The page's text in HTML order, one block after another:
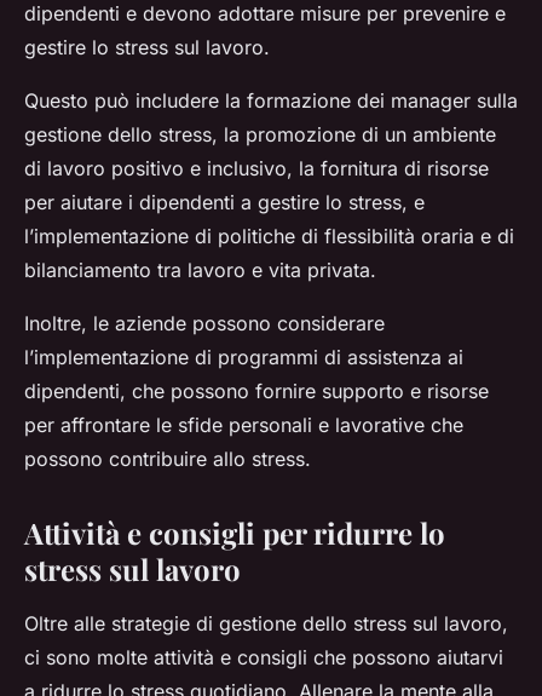
dipendenti e devono adottare misure per prevenire e
gestire lo stress sul lavoro.
Questo può includere la formazione dei manager sulla
gestione dello stress, la promozione di un ambiente
di lavoro positivo e inclusivo, la fornitura di risorse
per aiutare i dipendenti a gestire lo stress, e
l’implementazione di politiche di flessibilità oraria e di
bilanciamento tra lavoro e vita privata.
Inoltre, le aziende possono considerare
l’implementazione di programmi di assistenza ai
dipendenti, che possono fornire supporto e risorse
per affrontare le sfide personali e lavorative che
possono contribuire allo stress.
Attività e consigli per ridurre lo
stress sul lavoro
Oltre alle strategie di gestione dello stress sul lavoro,
ci sono molte attività e consigli che possono aiutarvi